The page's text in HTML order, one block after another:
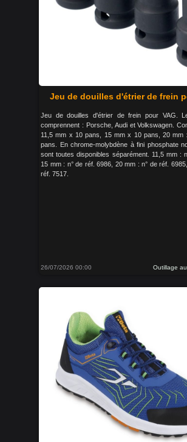
Jeu de douilles d'étrier de frein
Jeu de douilles d'étrier de frein pour VAG.
comprennent : Porsche, Audi et Volkswagen.
11,5 mm x 10 pans, 15 mm x 10 pans, 20 mm
pans. En chrome-molybdène à fini phosphate
sont toutes disponibles séparément. 11,5 mm :
15 mm : n° de réf. 6986, 20 mm : n° de réf.
réf. 7517.
26/07/2026 00:00 Outillage